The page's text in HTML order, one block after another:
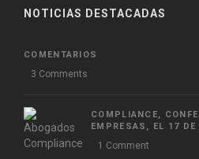
NOTICIAS DESTACADAS
COMENTARIOS
3 Comments
COMPLIANCE,
EMPRESAS, EL 17 DE
1 Comment